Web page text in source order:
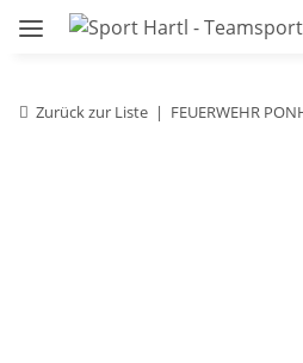
Zurück zur Liste FEUERWEHR